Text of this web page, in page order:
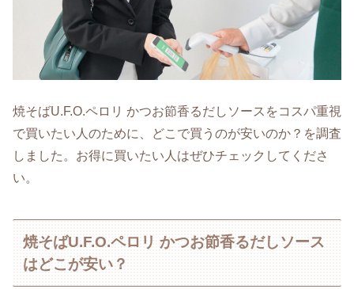
焼そばU.F.O.ペロリ かつお節香るだしソースをコスパ重視
で買いたい人のために、どこで買うのが安いのか？を調査
しました。お得に買いたい人はぜひチェックしてくださ
い。
焼そばU.F.O.ペロリ かつお節香るだしソース
はどこが安い？